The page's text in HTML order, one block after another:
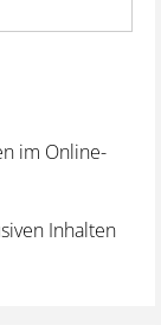
im Online-
Inhalten